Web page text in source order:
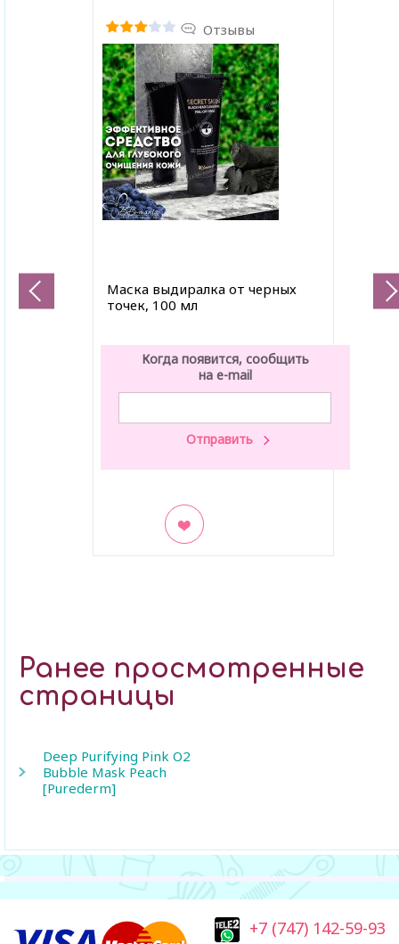
Отзывы
Маска выдиралка от черных
точек, 100 мл
Когда появится, сообщить
на e-mail
Ранее просмотренные
страницы
Deep Purifying Pink O2
Bubble Mask Peach
[Purederm]
+7 (747) 142-59-93